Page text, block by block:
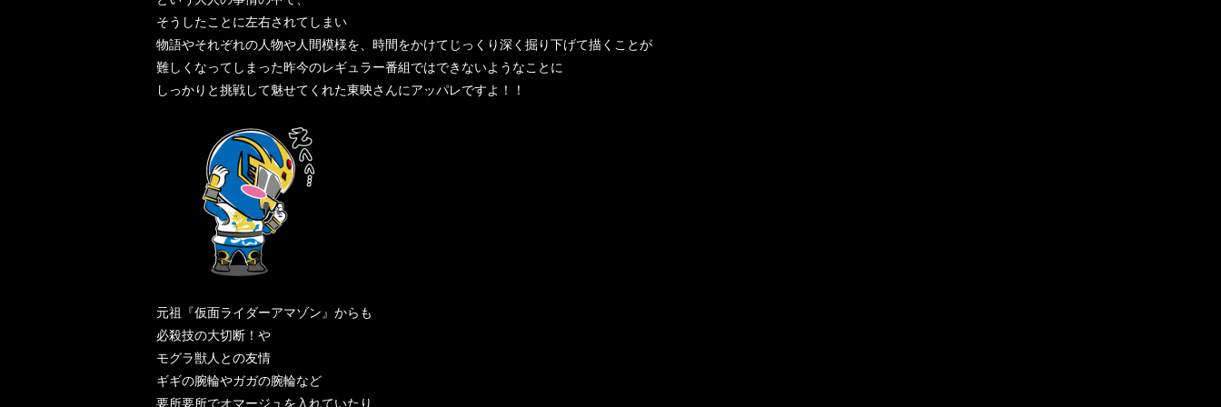
そうしたことに左右されてしまい
物語やそれぞれの人物や人間模様を、時間をかけてじっくり深く掘り下げて描くことが
難しくなってしまった昨今のレギュラー番組ではできないようなことに
しっかりと挑戦して魅せてくれた東映さんにアッパレですよ！！
元祖『仮面ライダーアマゾン』からも
必殺技の大切断！や
モグラ獣人との友情
ギギの腕輪やガガの腕輪など
要所要所でオマージュを入れていたり、